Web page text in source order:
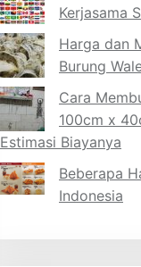
Kerjasama
Harga dan
Burung
Cara
100cm x
Estimasi Biayanya
Beberapa
Indonesia